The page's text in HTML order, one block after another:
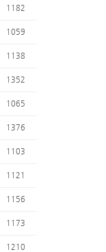
1182
1059
1138
1352
1065
1376
1103
1121
1156
1173
1210